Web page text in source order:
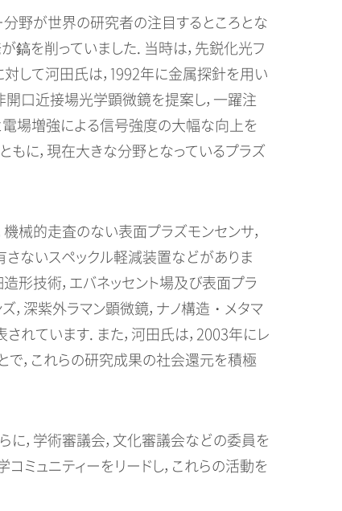
野が世界の研究者の注目するところとな
を削っていました．当時は，先鋭化光フ
して河田氏は，1992年に金属探針を用い
開口近接場光学顕微鏡を提案し，一躍注
電場増強による信号強度の大幅な向上を
もに，現在大きな分野となっているプラズ
械的走査のない表面プラズモンセンサ，
ないスペックル軽減装置などがありま
形技術，エバネッセント場及び表面プラ
，深紫外ラマン顕微鏡，ナノ構造・メタマ
ています．また，河田氏は，2003年にレ
で，これらの研究成果の社会還元を積極
に，学術審議会，文化審議会などの委員を
ミュニティーをリードし，これらの活動を